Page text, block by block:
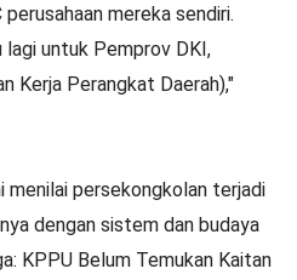
perusahaan mereka sendiri.
untuk Pemprov DKI,
Kerja Perangkat Daerah),"
menilai persekongkolan terjadi
dengan sistem dan budaya
KPPU Belum Temukan Kaitan